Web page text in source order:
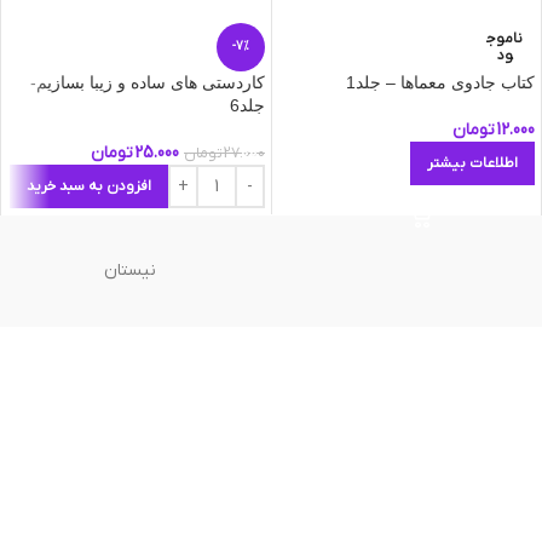
ناموج
ود
کتاب جادوی معماها – جلد1
12.000تومان
اطلاعات بیشتر
-7%
کاردستی های ساده و زیبا بسازیم-
جلد6
27.000تومان 25.000تومان
افزودن به سبد خرید
نیستان